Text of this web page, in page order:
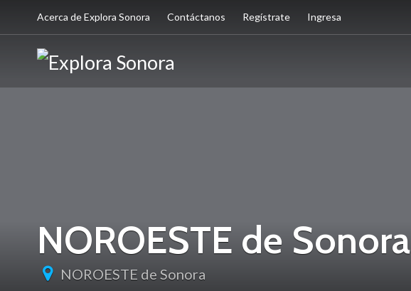
Acerca de Explora Sonora Contáctanos Regístrate Ingresa
NOROESTE de Sonora
NOROESTE de Sonora